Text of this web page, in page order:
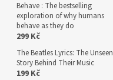
Behave : The bestselling
exploration of why humans
behave as they do
299 Kč
The Beatles Lyrics: The Unseen
Story Behind Their Music
199 Kč